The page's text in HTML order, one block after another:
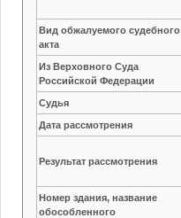
Вид обжалуемого судебного
акта
Из Верховного Суда
Российской Федерации
Судья
Дата рассмотрения
Результат рассмотрения
Номер здания, название
обособленного